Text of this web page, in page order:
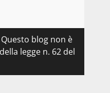
blog non è
legge n. 62 del